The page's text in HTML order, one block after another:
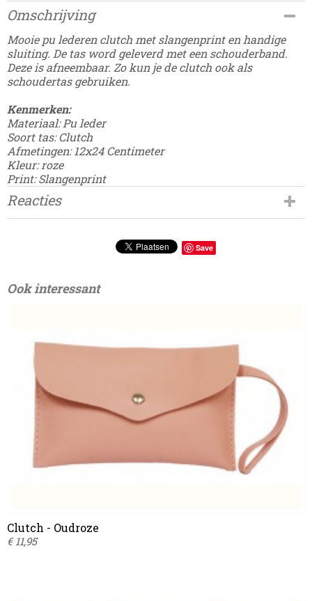
Productcode
Damesdingetjes-265
EAN code
8785275681292
Omschrijving
Mooie pu lederen clutch met slangenprint en handige
sluiting. De tas word geleverd met een schouderband.
Deze is afneembaar. Zo kun je de clutch ook als
schoudertas gebruiken.
Kenmerken:
Materiaal: Pu leder
Soort tas: Clutch
Afmetingen: 12x24 Centimeter
Kleur: roze
Print: Slangenprint
Reacties
Save
Ook interessant
Clutch - Oudroze
€ 11,95